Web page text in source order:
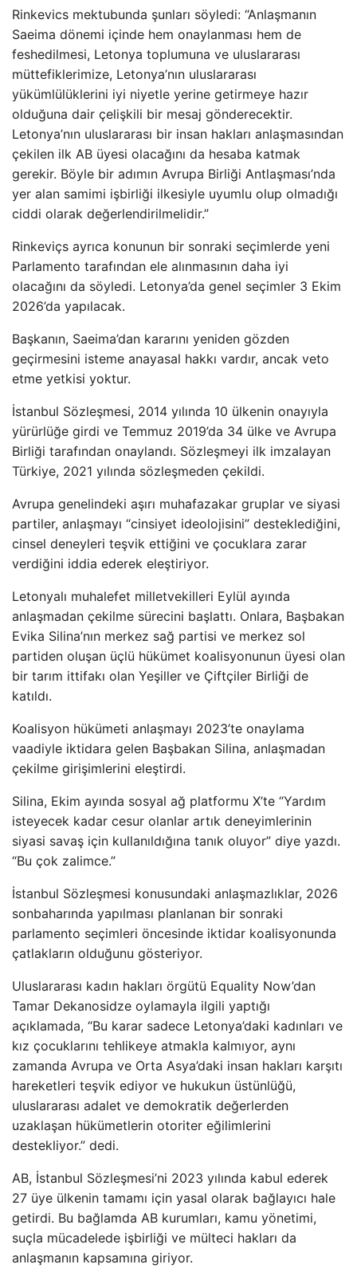
Rinkevics mektubunda şunları söyledi: “Anlaşmanın
Saeima dönemi içinde hem onaylanması hem de
feshedilmesi, Letonya toplumuna ve uluslararası
müttefiklerimize, Letonya’nın uluslararası
yükümlülüklerini iyi niyetle yerine getirmeye hazır
olduğuna dair çelişkili bir mesaj gönderecektir.
Letonya’nın uluslararası bir insan hakları anlaşmasından
çekilen ilk AB üyesi olacağını da hesaba katmak
gerekir. Böyle bir adımın Avrupa Birliği Antlaşması’nda
yer alan samimi işbirliği ilkesiyle uyumlu olup olmadığı
ciddi olarak değerlendirilmelidir.”
Rinkeviçs ayrıca konunun bir sonraki seçimlerde yeni
Parlamento tarafından ele alınmasının daha iyi
olacağını da söyledi. Letonya’da genel seçimler 3 Ekim
2026’da yapılacak.
Başkanın, Saeima’dan kararını yeniden gözden
geçirmesini isteme anayasal hakkı vardır, ancak veto
etme yetkisi yoktur.
İstanbul Sözleşmesi, 2014 yılında 10 ülkenin onayıyla
yürürlüğe girdi ve Temmuz 2019’da 34 ülke ve Avrupa
Birliği tarafından onaylandı. Sözleşmeyi ilk imzalayan
Türkiye, 2021 yılında sözleşmeden çekildi.
Avrupa genelindeki aşırı muhafazakar gruplar ve siyasi
partiler, anlaşmayı “cinsiyet ideolojisini” desteklediğini,
cinsel deneyleri teşvik ettiğini ve çocuklara zarar
verdiğini iddia ederek eleştiriyor.
Letonyalı muhalefet milletvekilleri Eylül ayında
anlaşmadan çekilme sürecini başlattı. Onlara, Başbakan
Evika Silina’nın merkez sağ partisi ve merkez sol
partiden oluşan üçlü hükümet koalisyonunun üyesi olan
bir tarım ittifakı olan Yeşiller ve Çiftçiler Birliği de
katıldı.
Koalisyon hükümeti anlaşmayı 2023’te onaylama
vaadiyle iktidara gelen Başbakan Silina, anlaşmadan
çekilme girişimlerini eleştirdi.
Silina, Ekim ayında sosyal ağ platformu X’te “Yardım
isteyecek kadar cesur olanlar artık deneyimlerinin
siyasi savaş için kullanıldığına tanık oluyor” diye yazdı.
“Bu çok zalimce.”
İstanbul Sözleşmesi konusundaki anlaşmazlıklar, 2026
sonbaharında yapılması planlanan bir sonraki
parlamento seçimleri öncesinde iktidar koalisyonunda
çatlakların olduğunu gösteriyor.
Uluslararası kadın hakları örgütü Equality Now’dan
Tamar Dekanosidze oylamayla ilgili yaptığı
açıklamada, “Bu karar sadece Letonya’daki kadınları ve
kız çocuklarını tehlikeye atmakla kalmıyor, aynı
zamanda Avrupa ve Orta Asya’daki insan hakları karşıtı
hareketleri teşvik ediyor ve hukukun üstünlüğü,
uluslararası adalet ve demokratik değerlerden
uzaklaşan hükümetlerin otoriter eğilimlerini
destekliyor.” dedi.
AB, İstanbul Sözleşmesi’ni 2023 yılında kabul ederek
27 üye ülkenin tamamı için yasal olarak bağlayıcı hale
getirdi. Bu bağlamda AB kurumları, kamu yönetimi,
suçla mücadelede işbirliği ve mülteci hakları da
anlaşmanın kapsamına giriyor.